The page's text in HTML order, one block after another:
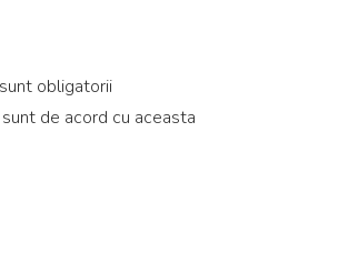
obligatorii
de acord cu aceasta